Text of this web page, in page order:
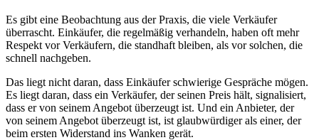
Es gibt eine Beobachtung aus der Praxis, die viele Verkäufer
überrascht. Einkäufer, die regelmäßig verhandeln, haben oft mehr
Respekt vor Verkäufern, die standhaft bleiben, als vor solchen, die
schnell nachgeben.
Das liegt nicht daran, dass Einkäufer schwierige Gespräche mögen.
Es liegt daran, dass ein Verkäufer, der seinen Preis hält, signalisiert,
dass er von seinem Angebot überzeugt ist. Und ein Anbieter, der
von seinem Angebot überzeugt ist, ist glaubwürdiger als einer, der
beim ersten Widerstand ins Wanken gerät.